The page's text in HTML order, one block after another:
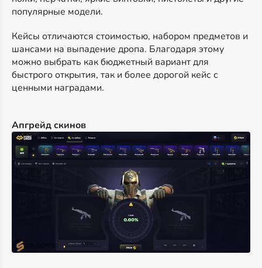
популярные модели.
Кейсы отличаются стоимостью, набором предметов и
шансами на выпадение дропа. Благодаря этому
можно выбрать как бюджетный вариант для
быстрого открытия, так и более дорогой кейс с
ценными наградами.
Апгрейд скинов